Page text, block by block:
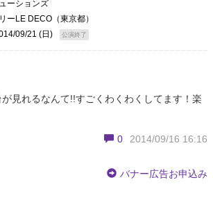
ーションズ
ーLE DECO （東京都）
09/21 (日)
公演終了
見れるなんて!!すごくわくわくしてます！楽
0 2014/09/16 16:16
バナー広告お申込み